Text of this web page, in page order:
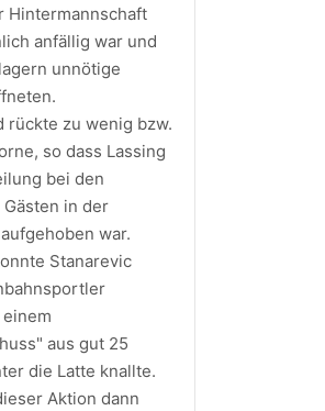
Hintermannschaft
anfällig war und
unnötige
rückte zu wenig bzw.
so dass Lassing
bei den
in der
war.
Stanarevic
aus gut 25
die Latte knallte.
Aktion dann